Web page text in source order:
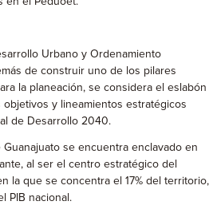
Urbano y Ordenamiento
de construir uno de los pilares
la planeación, se considera el eslabón
y lineamientos estratégicos
de Desarrollo 2040.
se encuentra enclavado en
al ser el centro estratégico del
la que se concentra el 17% del territorio,
PIB nacional.